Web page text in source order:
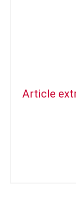
Article